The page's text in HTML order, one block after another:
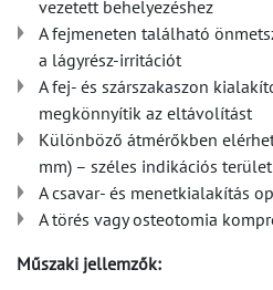
vezetett behelyezéshez
A fejmeneten található
a lágyrész-irritációt
A fej- és szárszakaszon
megkönnyítik az eltávolítást
Különböző átmérőkben
mm) – széles indikációs
A csavar- és menetkialakítás
A törés vagy osteotomia
Műszaki jellemzők: